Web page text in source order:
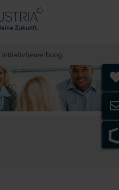
Initiativbewerbung